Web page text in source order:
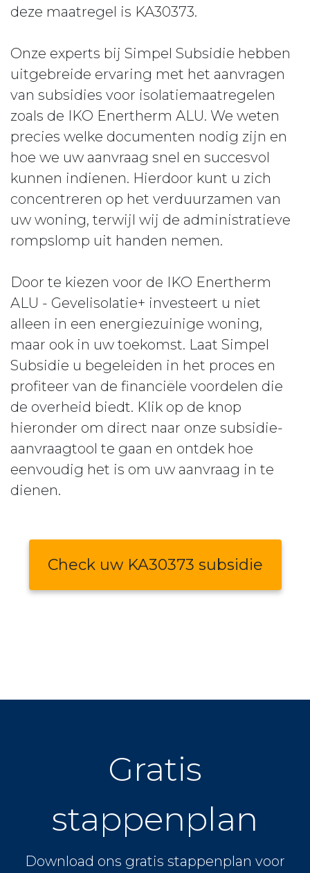
deze maatregel is KA30373.
Onze experts bij Simpel Subsidie hebben
uitgebreide ervaring met het aanvragen
van subsidies voor isolatiemaatregelen
zoals de IKO Enertherm ALU. We weten
precies welke documenten nodig zijn en
hoe we uw aanvraag snel en succesvol
kunnen indienen. Hierdoor kunt u zich
concentreren op het verduurzamen van
uw woning, terwijl wij de administratieve
rompslomp uit handen nemen.
Door te kiezen voor de IKO Enertherm
ALU - Gevelisolatie+ investeert u niet
alleen in een energiezuinige woning,
maar ook in uw toekomst. Laat Simpel
Subsidie u begeleiden in het proces en
profiteer van de financiële voordelen die
de overheid biedt. Klik op de knop
hieronder om direct naar onze subsidie-
aanvraagtool te gaan en ontdek hoe
eenvoudig het is om uw aanvraag in te
dienen.
Check uw KA30373 subsidie
Gratis
stappenplan
Download ons gratis stappenplan voor